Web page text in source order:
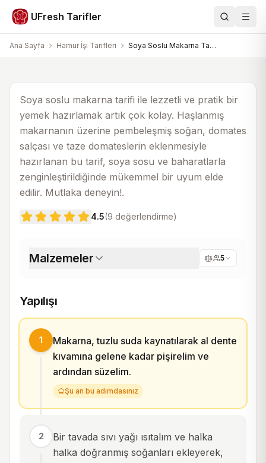
UFresh Tarifler Ara
Ana Sayfa Hamur İşi Tarifleri Soya Soslu Makarna Tarifi
Hamur İşi Tarifleri
Soya Soslu Makarna Tarifi
20 dk 1 saat 5
Soya soslu makarna tarifi ile lezzetli ve pratik bir
yemek hazırlamak artık çok kolay. Haşlanmış
makarnanın üzerine pembeleşmiş soğan, domates
salçası ve taze domateslerin eklenmesiyle
hazırlanan bu tarif, soya sosu ve baharatlarla
zenginleştirildiğinde mükemmel bir uyum elde
edilir. Mutlaka deneyin!.
4.5(9 değerlendirme)
Malzemeler 5
Yapılışı
1
Makarna, tuzlu suda kaynatılarak al dente
kıvamına gelene kadar pişirelim ve
ardından süzelim.
Şu an bu adımdasınız
2
Bir tavada sıvı yağı ısıtalım ve halka
halka doğranmış soğanları ekleyerek,